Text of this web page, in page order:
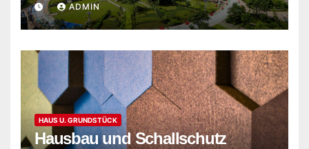
ADMIN
HAUS U. GRUNDSTÜCK
Hausbau und Schallschutz